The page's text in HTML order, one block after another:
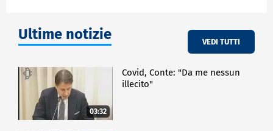
Ultime notizie VEDI TUTTI
03:32
Covid, Conte: "Da me nessun
illecito"